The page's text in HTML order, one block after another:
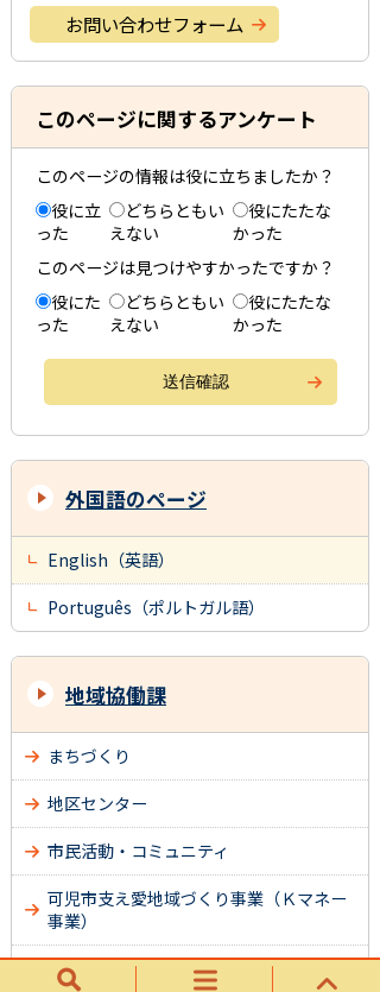
お問い合わせフォーム
このページに関するアンケート
このページの情報は役に立ちましたか？
役に立
った
どちらともい
えない
役にたたな
かった
このページは見つけやすかったですか？
役にた
った
どちらともい
えない
役にたたな
かった
外国語のページ
English（英語）
Português（ポルトガル語）
地域協働課
まちづくり
地区センター
市民活動・コミュニティ
可児市支え愛地域づくり事業（Ｋマネー
事業）
生涯学習